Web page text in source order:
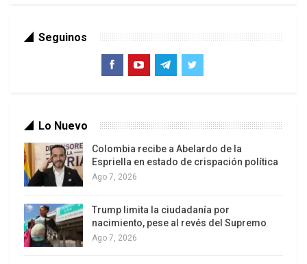
Seguinos
Lo Nuevo
Colombia recibe a Abelardo de la
Espriella en estado de crispación política
Ago 7, 2026
Trump limita la ciudadanía por
nacimiento, pese al revés del Supremo
Ago 7, 2026